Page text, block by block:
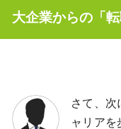
大企業からの「転
さて、次
ャリアを